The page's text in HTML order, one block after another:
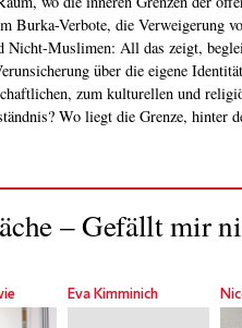
Nicht-Muslimen: All das zeigt,
über die eigene
zum kulturellen und
Wo liegt die Grenze, hinter
umgehen? Wieviel Vielfalt
und was darf an
– Gefällt mir
Eva Kimminich